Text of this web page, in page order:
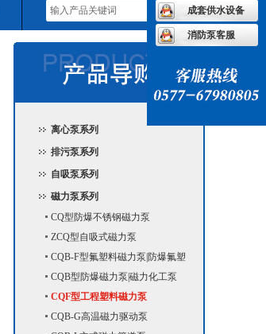
成套供水设备
消防泵客服
离心泵系列
排污泵系列
自吸泵系列
磁力泵系列
CQ型防爆不锈钢磁力泵
ZCQ型自吸式磁力泵
CQB-F型氟塑料磁力泵|防爆氟塑
料合金磁力泵
CQB型防爆磁力泵|磁力化工泵
CQF型工程塑料磁力泵
CQB-G高温磁力驱动泵